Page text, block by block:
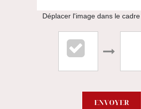
Déplacer l'image dans le
ENVOYER